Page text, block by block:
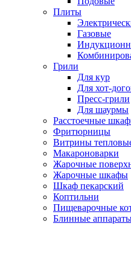
Плиты
Газовые
Грили
Для кур
Для хот-
Пресс-грили
Для шаурмы
Расстоечные
Фритюрницы
Витрины
Макароноварки
Жарочные
Жарочные шкафы
Шкаф пекарский
Коптильни
Пищеварочные
Блинные